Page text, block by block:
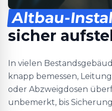
Altbau-
sicher
In vielen
knapp bemessen,
oder Abzweigdosen
unbemerkt, bis